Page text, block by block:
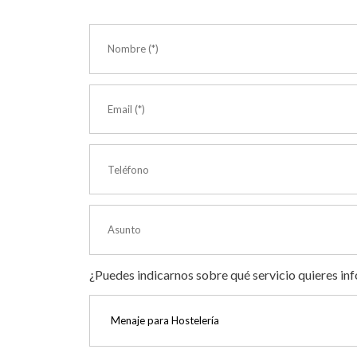
¿Puedes indicarnos sobre qué servicio quieres